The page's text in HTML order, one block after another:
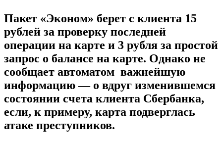
Пакет «Эконом» берет с клиента 15
рублей за проверку последней
операции на карте и 3 рубля за простой
запрос о балансе на карте. Однако не
сообщает автоматом важнейшую
информацию — о вдруг изменившемся
состоянии счета клиента Сбербанка,
если, к примеру, карта подверглась
атаке преступников.